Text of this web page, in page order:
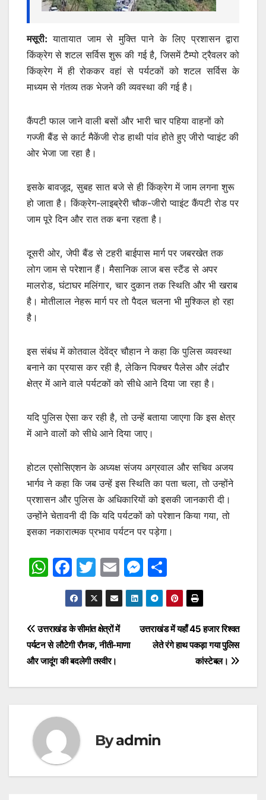
मसूरी: यातायात जाम से मुक्ति पाने के लिए प्रशासन द्वारा
किंक्रेग से शटल सर्विस शुरू की गई है, जिसमें टैम्पो ट्रैवलर को
किंक्रेग में ही रोककर वहां से पर्यटकों को शटल सर्विस के
माध्यम से गंतव्य तक भेजने की व्यवस्था की गई है।
कैंपटी फाल जाने वाली बसों और भारी चार पहिया वाहनों को
गज्जी बैंड से कार्ट मैकेंजी रोड हाथी पांव होते हुए जीरो प्वाइंट की
ओर भेजा जा रहा है।
इसके बावजूद, सुबह सात बजे से ही किंक्रेग में जाम लगना शुरू
हो जाता है। किंक्रेग-लाइब्रेरी चौक-जीरो प्वाइंट कैंपटी रोड पर
जाम पूरे दिन और रात तक बना रहता है।
दूसरी ओर, जेपी बैंड से टहरी बाईपास मार्ग पर जबरखेत तक
लोग जाम से परेशान हैं। मैसानिक लाज बस स्टैंड से अपर
मालरोड, घंटाघर मलिंगार, चार दुकान तक स्थिति और भी खराब
है। मोतीलाल नेहरू मार्ग पर तो पैदल चलना भी मुश्किल हो रहा
है।
इस संबंध में कोतवाल देवेंद्र चौहान ने कहा कि पुलिस व्यवस्था
बनाने का प्रयास कर रही है, लेकिन पिक्चर पैलेस और लंढौर
क्षेत्र में आने वाले पर्यटकों को सीधे आने दिया जा रहा है।
यदि पुलिस ऐसा कर रही है, तो उन्हें बताया जाएगा कि इस क्षेत्र
में आने वालों को सीधे आने दिया जाए।
होटल एसोसिएशन के अध्यक्ष संजय अग्रवाल और सचिव अजय
भार्गव ने कहा कि जब उन्हें इस स्थिति का पता चला, तो उन्होंने
प्रशासन और पुलिस के अधिकारियों को इसकी जानकारी दी।
उन्होंने चेतावनी दी कि यदि पर्यटकों को परेशान किया गया, तो
इसका नकारात्मक प्रभाव पर्यटन पर पड़ेगा।
W
s
A
p
p
F
a
c
e
b
o
o
T
w
itt
er
E
m
ai
l
M
e
s
s
e
g
h
ar
e
Post
navigation
उत्तराखंड में यहाँ 45 हजार रिश्वत
लेते रंगे हाथ पकड़ा गया पुलिस
कांस्टेबल।
उत्तराखंड के सीमांत क्षेत्रों में
पर्यटन से लौटेगी रौनक, नीती-माणा
और जादूंग की बदलेगी तस्वीर।
Byadmin